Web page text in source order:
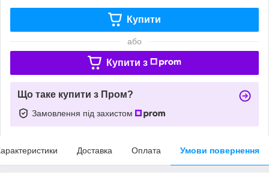
Купити
або
Купити з
Що таке купити з Пром?
Замовлення під захистом
Доставка Оплата Умови повернення